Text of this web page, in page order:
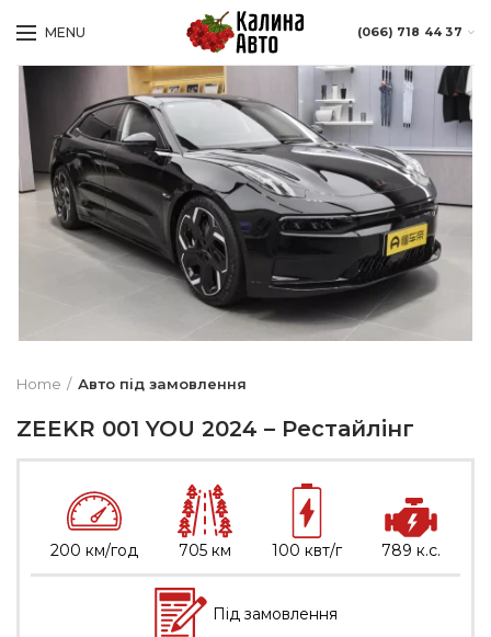
MENU (066) 718 44 37
Home Авто під замовлення
ZEEKR 001 YOU 2024 – Рестайлінг
200 км/год 705 км 100 квт/г 789 к.с.
Під замовлення